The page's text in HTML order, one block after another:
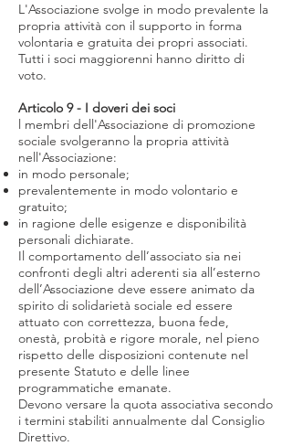
L'Associazione svolge in modo prevalente la
propria attività con il supporto in forma
volontaria e gratuita dei propri associati.
Tutti i soci maggiorenni hanno diritto di
voto.
Articolo 9 - I doveri dei soci
l membri dell'Associazione di promozione
sociale svolgeranno la propria attività
nell'Associazione:
in modo personale;
prevalentemente in modo volontario e
gratuito;
in ragione delle esigenze e disponibilità
personali dichiarate.
Il comportamento dell’associato sia nei
confronti degli altri aderenti sia all’esterno
dell’Associazione deve essere animato da
spirito di solidarietà sociale ed essere
attuato con correttezza, buona fede,
onestà, probità e rigore morale, nel pieno
rispetto delle disposizioni contenute nel
presente Statuto e delle linee
programmatiche emanate.
Devono versare la quota associativa secondo
i termini stabiliti annualmente dal Consiglio
Direttivo.